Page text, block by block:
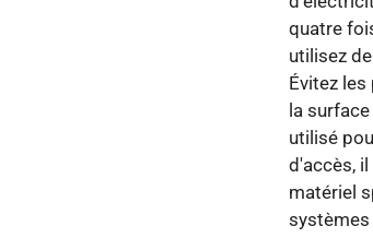
quatre
utilisez
Évitez
la
utilisé
d'accès,
matériel
systèmes